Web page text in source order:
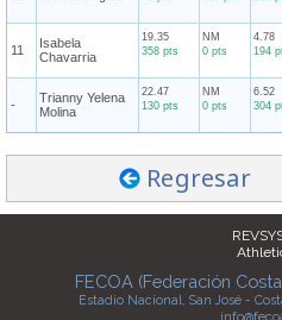
11
Isabela
Chavarria
19.35
358 pts
NM
0 pts
4.78
194
-
Trianny Yelena
Molina
22.47
130 pts
NM
0 pts
6.52
304
Regresar
FECOA (Federación
Estadio Nacional, San José -